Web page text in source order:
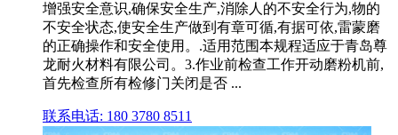
增强安全意识,确保安全生产,消除人的不安全行为,物的
不安全状态,使安全生产做到有章可循,有据可依,雷蒙磨
的正确操作和安全使用。.适用范围本规程适应于青岛尊
龙耐火材料有限公司。3.作业前检查工作开动磨粉机前,
首先检查所有检修门关闭是否 ...
联系电话: 180 3780 8511